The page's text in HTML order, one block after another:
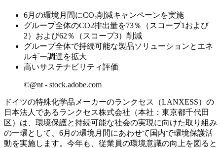
6月の環境月間にCO₂削減キャンペーンを実施
グループ全体のCO2排出量を73％（スコープ1および
2）および62％（スコープ3）削減
グループ全体で持続可能な製品ソリューションとエネ
ルギー調達を拡大
高いサステナビリティ評価
©@nt - stock.adobe.com
ドイツの特殊化学品メーカーのランクセス（LANXESS）の
日本法人であるランクセス株式会社（本社：東京都千代田
区）は、環境保護と持続可能な社会の実現に向けた取り組み
の一環として、 6月の環境月間にあわせて国内で環境保護活
動を実施します。今年も、従業員の環境意識の向上を図ると